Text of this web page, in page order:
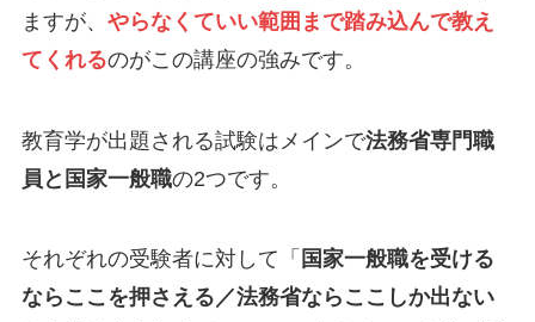
ますが、 やらなくていい範囲まで踏み込んで教え
てくれるのがこの講座の強みです。
教育学が出題される試験はメインで法務省専門職
員と国家一般職の2つです。
それぞれの受験者に対して「 国家一般職を受ける
ならここを押さえる／法務省ならここしか出ない